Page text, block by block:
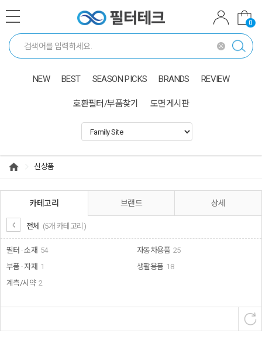
0
NEW BEST SEASON PICKS BRANDS REVIEW
호환필터/부품찾기 도면게시판
신상품
카테고리
전체 (5개 카테고리)
필터 · 소재 54
부품 · 자재 1
계측/시약 2
자동차용품 25
생활용품 18
브랜드 상세